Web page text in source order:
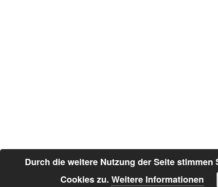
Durch die weitere Nutzung der Seite stimmen
Cookies zu. Weitere Informationen